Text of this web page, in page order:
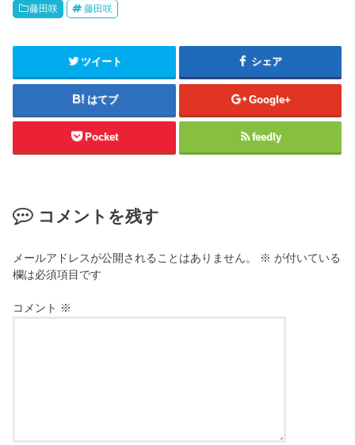
藤田咲 藤田咲
ツイート シェア
はてブ Google+
Pocket feedly
コメントを残す
メールアドレスが公開されることはありません。 ※ が付いている
欄は必須項目です
コメント ※